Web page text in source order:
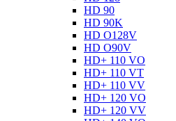
HD 90
HD 90K
HD O128V
HD O90V
HD+ 110 VO
HD+ 110 VT
HD+ 110 VV
HD+ 120 VO
HD+ 120 VV